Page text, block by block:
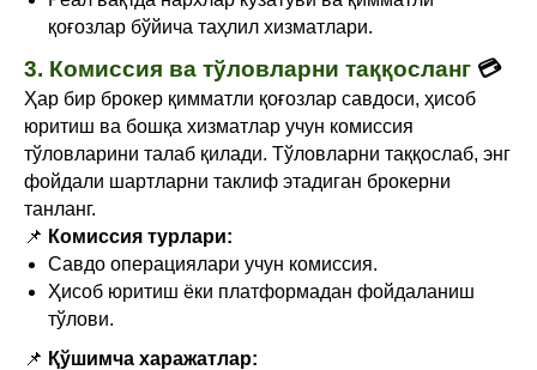
қоғозлар бўйича таҳлил хизматлари.
3. Комиссия ва тўловларни таққосланг 💳
Ҳар бир брокер қимматли қоғозлар савдоси, ҳисоб
юритиш ва бошқа хизматлар учун комиссия
тўловларини талаб қилади. Тўловларни таққослаб, энг
фойдали шартларни таклиф этадиган брокерни
танланг.
📌 Комиссия турлари:
Савдо операциялари учун комиссия.
Ҳисоб юритиш ёки платформадан фойдаланиш
тўлови.
📌 Қўшимча харажатлар: